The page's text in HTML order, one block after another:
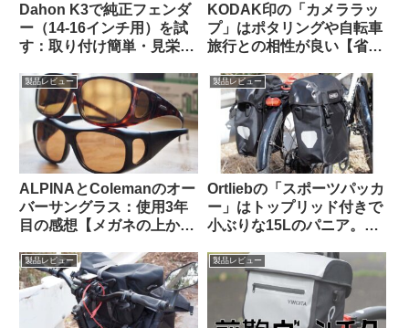
Dahon K3で純正フェンダ
ー（14-16インチ用）を試
す：取り付け簡単・見栄え
きる？
KODAK印の「カメララッ
プ」はポタリングや自転車
旅行との相性が良い【省ス
水】
製品レビュー
ALPINAとColemanのオー
バーサングラス：使用3年
目の感想【メガネの上から
円】
製品レビュー
Ortliebの「スポーツパッカ
ー」はトップリッド付きで
小ぶりな15Lのパニア。ど
い方に向いている？
製品レビュー 製品レビュー